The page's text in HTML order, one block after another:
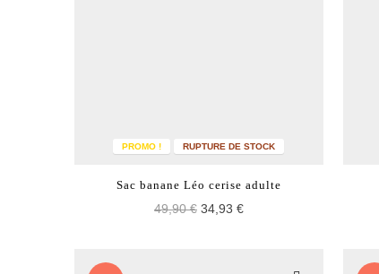
PROMO ! RUPTURE DE STOCK
Sac banane Léo cerise adulte
49,90 € 34,93 €